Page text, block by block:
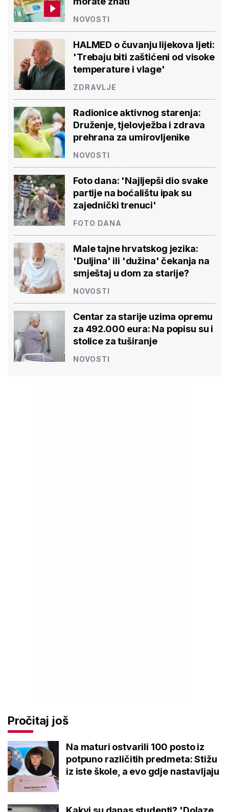
NOVOSTI
HALMED o čuvanju lijekova ljeti:
'Trebaju biti zaštićeni od visoke
temperature i vlage'
ZDRAVLJE
Radionice aktivnog starenja:
Druženje, tjelovježba i zdrava
prehrana za umirovljenike
NOVOSTI
Foto dana: 'Najljepši dio svake
partije na boćalištu ipak su
zajednički trenuci'
FOTO DANA
Male tajne hrvatskog jezika:
'Duljina' ili 'dužina' čekanja na
smještaj u dom za starije?
NOVOSTI
Centar za starije uzima opremu
za 492.000 eura: Na popisu su i
stolice za tuširanje
NOVOSTI
Pročitaj još
Na maturi ostvarili 100 posto iz
potpuno različitih predmeta: Stižu
iz iste škole, a evo gdje nastavljaju